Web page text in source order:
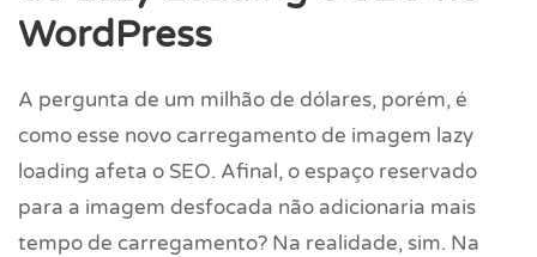
WordPress
A pergunta de um milhão de dólares, porém, é
como esse novo carregamento de imagem lazy
loading afeta o SEO. Afinal, o espaço reservado
para a imagem desfocada não adicionaria mais
tempo de carregamento? Na realidade, sim. Na